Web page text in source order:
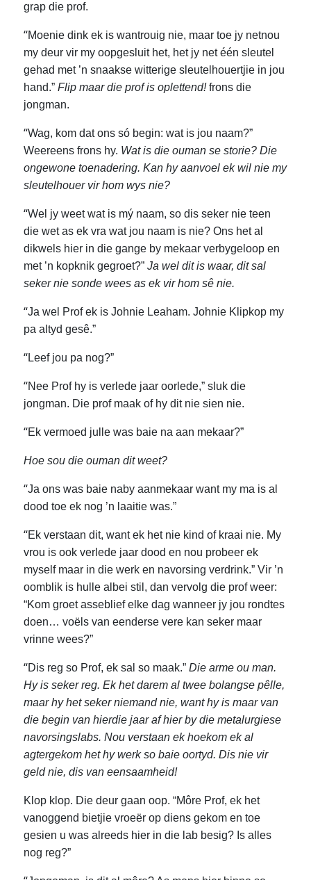
grap die prof.
“Moenie dink ek is wantrouig nie, maar toe jy netnou
my deur vir my oopgesluit het, het jy net één sleutel
gehad met ’n snaakse witterige sleutelhouertjie in jou
hand.”Flip maar die prof is oplettend!frons die
jongman.
“Wag, kom dat ons só begin: wat is jou naam?”
Weereens frons hy. Wat is die ouman se storie? Die
ongewone toenadering. Kan hy aanvoel ek wil nie my
sleutelhouer vir hom wys nie?
“Wel jy weet wat is mý naam, so dis seker nie teen
die wet as ek vra wat jou naam is nie? Ons het al
dikwels hier in die gange by mekaar verbygeloop en
met ’n kopknik gegroet?”Ja wel dit is waar, dit sal
seker nie sonde wees as ek vir hom sê nie.
“Ja wel Prof ek is Johnie Leaham. Johnie Klipkop my
pa altyd gesê.”
“Leef jou pa nog?”
“Nee Prof hy is verlede jaar oorlede,” sluk die
jongman. Die prof maak of hy dit nie sien nie.
“Ek vermoed julle was baie na aan mekaar?”
Hoe sou die ouman dit weet?
“Ja ons was baie naby aanmekaar want my ma is al
dood toe ek nog ’n laaitie was.”
“Ek verstaan dit, want ek het nie kind of kraai nie. My
vrou is ook verlede jaar dood en nou probeer ek
myself maar in die werk en navorsing verdrink.” Vir ’n
oomblik is hulle albei stil, dan vervolg die prof weer:
“Kom groet asseblief elke dag wanneer jy jou rondtes
doen… voëls van eenderse vere kan seker maar
vrinne wees?”
“Dis reg so Prof, ek sal so maak.”Die arme ou man.
Hy is seker reg. Ek het darem al twee bolangse pêlle,
maar hy het seker niemand nie, want hy is maar van
die begin van hierdie jaar af hier by die metalurgiese
navorsingslabs. Nou verstaan ek hoekom ek al
agtergekom het hy werk so baie oortyd. Dis nie vir
geld nie, dis van eensaamheid!
Klop klop. Die deur gaan oop. “Môre Prof, ek het
vanoggend bietjie vroeër op diens gekom en toe
gesien u was alreeds hier in die lab besig? Is alles
nog reg?”